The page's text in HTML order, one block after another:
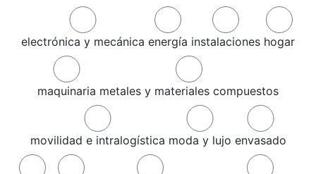
electrónica y mecánica energía instalaciones hogar
maquinaria metales y materiales compuestos
movilidad e intralogística moda y lujo envasado